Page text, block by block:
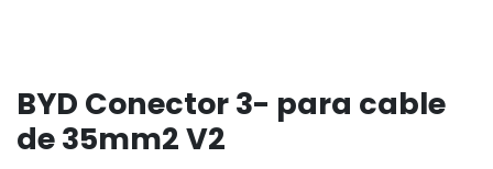
BYD Conector 3- para cable
de 35mm2 V2